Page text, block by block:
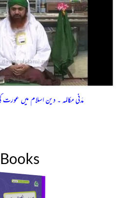
مدَنی مکالمہ ۔ دین اسلام میں
Books